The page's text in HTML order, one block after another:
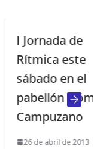
de
Rítmica este
en el
pabellón Gómez
Campuzano
26 de abril de 2013